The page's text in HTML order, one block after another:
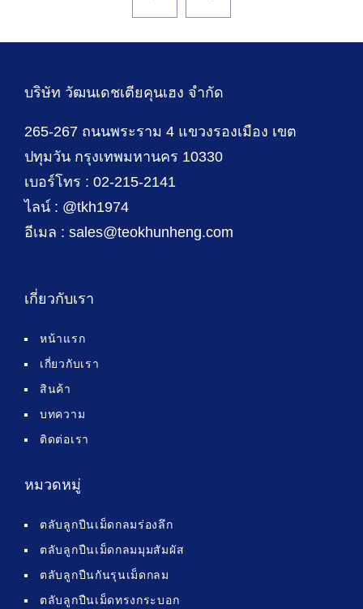
บริษัท วัฒนเดชเตียคุนเฮง จำกัด
265-267 ถนนพระราม 4 แขวงรองเมือง เขต
ปทุมวัน กรุงเทพมหานคร 10330
เบอร์โทร : 02-215-2141
ไลน์ : @tkh1974
อีเมล : sales@teokhunheng.com
เกี่ยวกับเรา
หน้าแรก
เกี่ยวกับเรา
สินค้า
บทความ
ติดต่อเรา
หมวดหมู่
ตลับลูกปืนเม็ดกลมร่องลึก
ตลับลูกปืนเม็ดกลมมุมสัมผัส
ตลับลูกปืนกันรุนเม็ดกลม
ตลับลูกปืนเม็ดทรงกระบอก